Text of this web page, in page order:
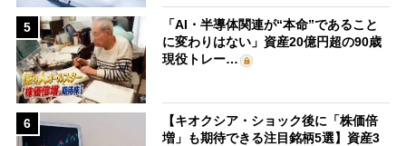
5
「AI・半導体関連が“本命”であること
に変わりはない」資産20億円超の90歳
現役トレー…
6
【キオクシア・ショック後に「株価倍
増」も期待できる注目銘柄5選】資産3